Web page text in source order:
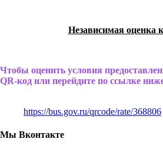
Независимая оценка
Чтобы оценить условия
QR-код или перейдите по ссылке
https://bus.gov.ru/qrcode/rate/368806
Мы Вконтакте